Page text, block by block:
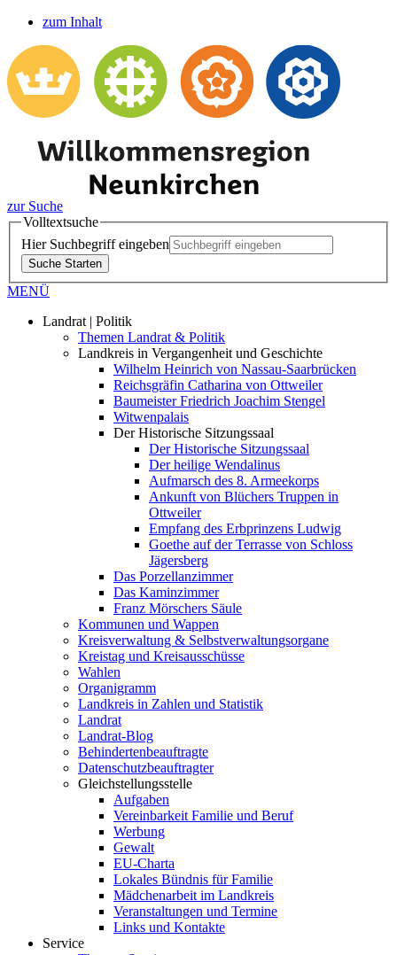
zum Inhalt
zur Suche
Volltextsuche
Hier Suchbegriff eingeben
Suche Starten
MENÜ
Landrat | Politik
Themen Landrat & Politik
Landkreis in Vergangenheit und Geschichte
Wilhelm Heinrich von Nassau-Saarbrücken
Reichsgräfin Catharina von Ottweiler
Baumeister Friedrich Joachim Stengel
Witwenpalais
Der Historische Sitzungssaal
Der Historische Sitzungssaal
Der heilige Wendalinus
Aufmarsch des 8. Armeekorps
Ankunft von Blüchers Truppen in
Ottweiler
Empfang des Erbprinzens Ludwig
Goethe auf der Terrasse von Schloss
Jägersberg
Das Porzellanzimmer
Das Kaminzimmer
Franz Mörschers Säule
Kommunen und Wappen
Kreisverwaltung & Selbstverwaltungsorgane
Kreistag und Kreisausschüsse
Wahlen
Organigramm
Landkreis in Zahlen und Statistik
Landrat
Landrat-Blog
Behindertenbeauftragte
Datenschutzbeauftragter
Gleichstellungsstelle
Aufgaben
Vereinbarkeit Familie und Beruf
Werbung
Gewalt
EU-Charta
Lokales Bündnis für Familie
Mädchenarbeit im Landkreis
Veranstaltungen und Termine
Links und Kontakte
Service